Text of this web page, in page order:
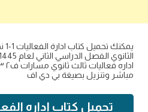
مباشر وتنزيل بصيغة بي دي اف